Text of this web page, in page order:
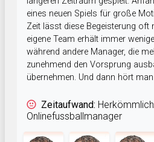
eines neuen Spiels für große
Zeit lässt diese Begeisterung oft
eigene Team erhält immer
während andere Manager, die
zunehmend den Vorsprung
übernehmen. Und dann hört
Zeitaufwand:
Onlinefussballmanager